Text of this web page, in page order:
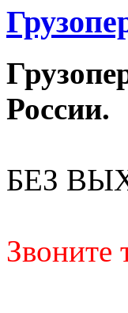
России.
БЕЗ
Звоните